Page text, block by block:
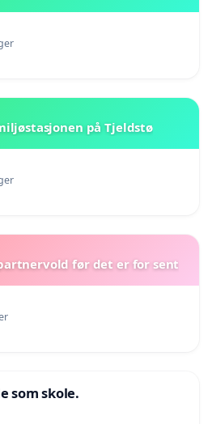
på Tjeldstø
før det er for sent
som skole.